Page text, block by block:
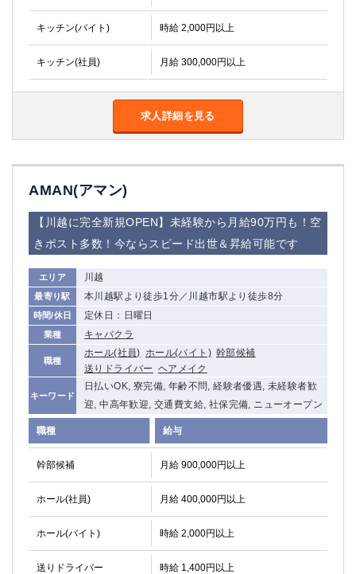
キッチン(バイト) 時給 2,000円以上
キッチン(社員) 月給 300,000円以上
求人詳細を見る
AMAN(アマン)
【川越に完全新規OPEN】未経験から月給90万円も！空
きポスト多数！今ならスピード出世＆昇給可能です
エリア 川越
最寄り駅 本川越駅より徒歩1分／川越市駅より徒歩8分
時間/休日 定休日：日曜日
業種 キャバクラ
職種
ホール(社員) ホール(バイト) 幹部候補
送りドライバー ヘアメイク
キーワード
日払いOK, 寮完備, 年齢不問, 経験者優遇, 未経験者歓
迎, 中高年歓迎, 交通費支給, 社保完備, ニューオープン
職種 給与
幹部候補 月給 900,000円以上
ホール(社員) 月給 400,000円以上
ホール(バイト) 時給 2,000円以上
送りドライバー 時給 1,400円以上
亀戸
水道橋
荻窪
浅草
新小岩
幡ヶ谷
祖師ヶ谷大蔵
小岩
西麻布
神奈川県
関内
川崎
溝の口
藤沢
平塚
武蔵小杉
小田原
横浜・桜木町
関内・馬車道・日ノ出町
元住吉
戸塚
たまプラーザ
大船
相模原
厚木
横須賀
桜木町
埼玉県
大宮
南越谷
志木
川越
草加
南浦和
所沢
熊谷
北浦和（西口）